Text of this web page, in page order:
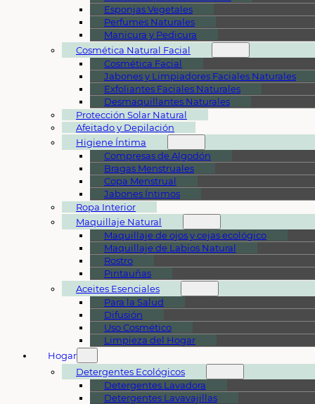
Esponjas Vegetales
Perfumes Naturales
Manicura y Pedicura
Cosmética Natural Facial
Cosmética Facial
Jabones y Limpiadores Faciales Naturales
Exfoliantes Faciales Naturales
Desmaquillantes Naturales
Protección Solar Natural
Afeitado y Depilación
Higiene Íntima
Compresas de Algodón
Bragas Menstruales
Copa Menstrual
Jabones Íntimos
Ropa Interior
Maquillaje Natural
Maquillaje de ojos y cejas ecológico
Maquillaje de Labios Natural
Rostro
Pintauñas
Aceites Esenciales
Para la Salud
Difusión
Uso Cosmético
Limpieza del Hogar
Hogar
Detergentes Ecológicos
Detergentes Lavadora
Detergentes Lavavajillas